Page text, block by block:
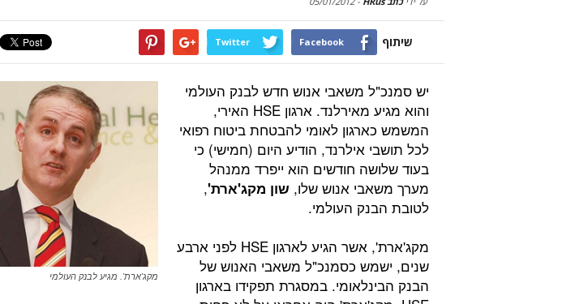
שיתוף Facebook
Twitter
מקג'ארת'. מגיע לבנק העולמי
יש סמנכ"ל משאבי אנוש חדש לבנק העולמי
והוא מגיע מאירלנד. ארגון HSE האירי,
המשמש כארגון לאומי להבטחת ביטוח רפואי
לכל תושבי אילרנד, הודיע היום (חמישי) כי
בעוד שלושה חודשים הוא ייפרד ממנהל
מערך משאבי אנוש שלו, שון מקג'ארת',
לטובת הבנק העולמי.
מקג'ארת', אשר הגיע לארגון HSE לפני ארבע
שנים, ישמש כסמנכ"ל משאבי האנוש של
הבנק הבינלאומי. במסגרת תפקידו בארגון